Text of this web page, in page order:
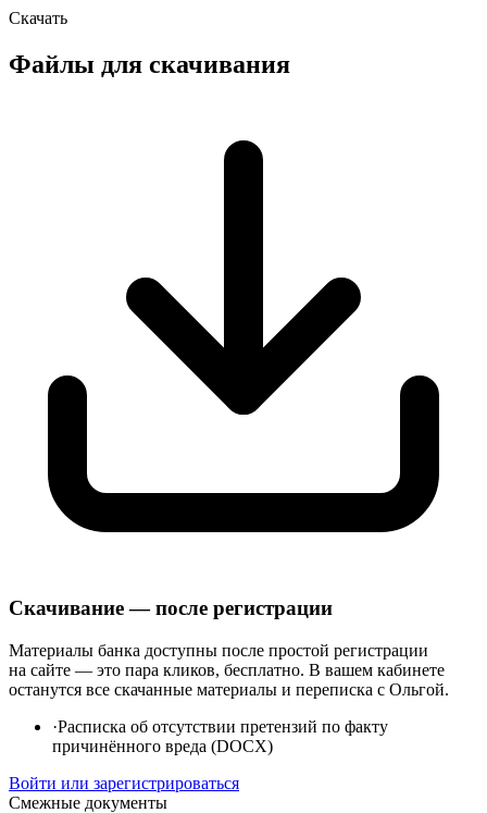
Скачать
Файлы для скачивания
Скачивание — после регистрации
Материалы банка доступны после простой регистрации
на сайте — это пара кликов, бесплатно. В вашем кабинете
останутся все скачанные материалы и переписка с Ольгой.
·Расписка об отсутствии претензий по факту
причинённого вреда (DOCX)
Войти или зарегистрироваться
Смежные документы